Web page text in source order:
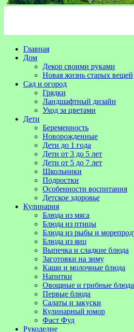
Главная
Дом
Декор своими руками
Новая жизнь старых вещей
Сад и огород
Грядки
Ландшафтный дизайн
Уход за цветами
Дети
Беременность
Новорожденные
Дети до 1 года
Дети от 3 до 5 лет
Дети от 5 до 7 лет
Школьники
Подростки
Особенности воспитания
Детское здоровье
Кулинария
Блюда из мяса
Блюда из птицы
Блюда из рыбы и
Блюда из яиц
Выпечка и сладкие блюда
Заготовки на зиму
Каши и молочные блюда
Напитки
Овощные и грибные блюда
Первые блюда
Салаты и закуски
Кулинарный юмор
Фаст Фуд
Рукоделие